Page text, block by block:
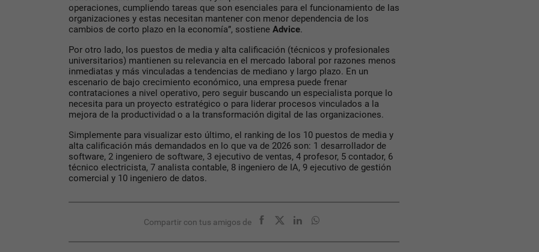
operaciones, cumpliendo tareas que son esenciales para el funcionamiento de las
organizaciones y estas necesitan mantener con menor dependencia de los
cambios de corto plazo en la economía”, sostiene Advice.
Por otro lado, los puestos de media y alta calificación (técnicos y profesionales
universitarios) mantienen su relevancia en el mercado laboral por razones menos
inmediatas y más vinculadas a tendencias de mediano y largo plazo. En un
escenario de bajo crecimiento económico, una empresa puede frenar
contrataciones a nivel operativo, pero seguir buscando un especialista porque lo
necesita para un proyecto estratégico o para liderar procesos vinculados a la
mejora de la productividad o a la transformación digital de las organizaciones.
Simplemente para visualizar esto último, el ranking de los 10 puestos de media y
alta calificación más demandados en lo que va de 2026 son: 1 desarrollador de
software, 2 ingeniero de software, 3 ejecutivo de ventas, 4 profesor, 5 contador, 6
técnico electricista, 7 analista contable, 8 ingeniero de IA, 9 ejecutivo de gestión
comercial y 10 ingeniero de datos.
Compartir con tus amigos de